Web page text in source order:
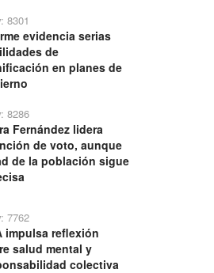
8301
evidencia serias
de
en planes de
8286
Fernández lidera
de voto, aunque
de la población sigue
7762
impulsa reflexión
salud mental y
colectiva